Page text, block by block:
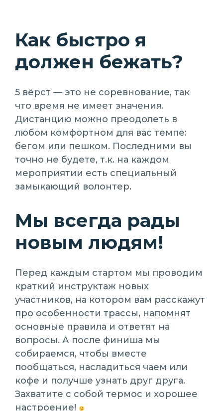
Как быстро я
должен бежать?
5 вёрст — это не соревнование, так
что время не имеет значения.
Дистанцию можно преодолеть в
любом комфортном для вас темпе:
бегом или пешком. Последними вы
точно не будете, т.к. на каждом
мероприятии есть специальный
замыкающий волонтер.
Мы всегда рады
новым людям!
Перед каждым стартом мы проводим
краткий инструктаж новых
участников, на котором вам расскажут
про особенности трассы, напомнят
основные правила и ответят на
вопросы. А после финиша мы
собираемся, чтобы вместе
пообщаться, насладиться чаем или
кофе и получше узнать друг друга.
Захватите с собой термос и хорошее
настроение!